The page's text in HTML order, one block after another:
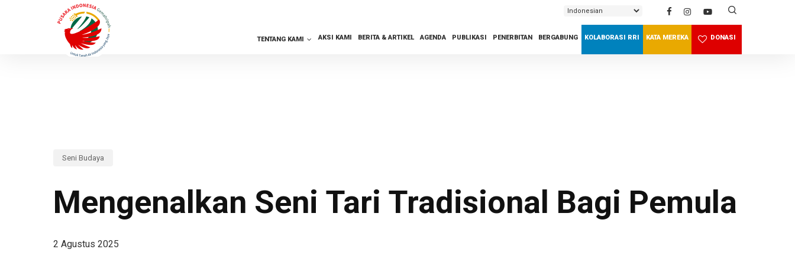
TENTANG KAMI AKSI KAMI BERITA & ARTIKEL AGENDA PUBLIKASI PENERBITAN BERGABUNG KOLABORASI RRI KATA MEREKA DONASI
SEARCH
Seni Budaya
Mengenalkan Seni Tari Tradisional Bagi Pemula
2 Agustus 2025